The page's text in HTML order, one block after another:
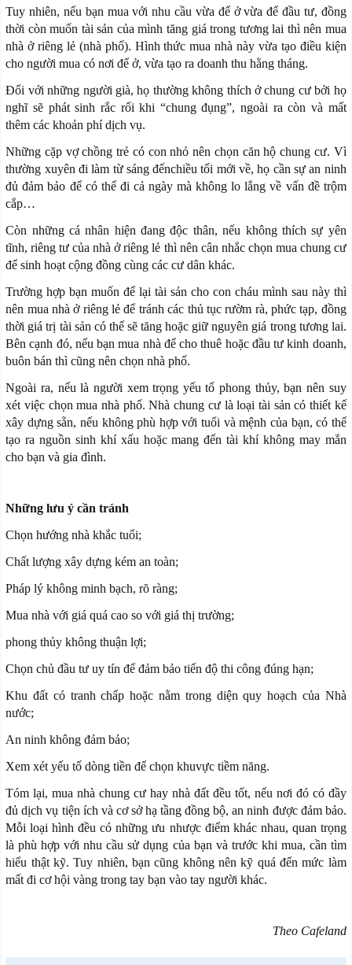
Tuy nhiên, nếu bạn mua với nhu cầu vừa để ở vừa để đầu tư, đồng
thời còn muốn tài sản của mình tăng giá trong tương lai thì nên mua
nhà ở riêng lẻ (nhà phố). Hình thức mua nhà này vừa tạo điều kiện
cho người mua có nơi để ở, vừa tạo ra doanh thu hằng tháng.
Đối với những người già, họ thường không thích ở chung cư bởi họ
nghĩ sẽ phát sinh rắc rối khi “chung đụng”, ngoài ra còn và mất
thêm các khoản phí dịch vụ.
Những cặp vợ chồng trẻ có con nhỏ nên chọn căn hộ chung cư. Vì
thường xuyên đi làm từ sáng đếnchiều tối mới về, họ cần sự an ninh
đủ đảm bảo để có thể đi cả ngày mà không lo lắng về vấn đề trộm
cắp…
Còn những cá nhân hiện đang độc thân, nếu không thích sự yên
tĩnh, riêng tư của nhà ở riêng lẻ thì nên cân nhắc chọn mua chung cư
để sinh hoạt cộng đồng cùng các cư dân khác.
Trường hợp bạn muốn để lại tài sản cho con cháu mình sau này thì
nên mua nhà ở riêng lẻ để tránh các thủ tục rườm rà, phức tạp, đồng
thời giá trị tài sản có thể sẽ tăng hoặc giữ nguyên giá trong tương lai.
Bên cạnh đó, nếu bạn mua nhà để cho thuê hoặc đầu tư kinh doanh,
buôn bán thì cũng nên chọn nhà phố.
Ngoài ra, nếu là người xem trọng yếu tố phong thủy, bạn nên suy
xét việc chọn mua nhà phố. Nhà chung cư là loại tài sản có thiết kế
xây dựng sẵn, nếu không phù hợp với tuổi và mệnh của bạn, có thể
tạo ra nguồn sinh khí xấu hoặc mang đến tài khí không may mắn
cho bạn và gia đình.
Những lưu ý cần tránh
Chọn hướng nhà khắc tuổi;
Chất lượng xây dựng kém an toàn;
Pháp lý không minh bạch, rõ ràng;
Mua nhà với giá quá cao so với giá thị trường;
phong thủy không thuận lợi;
Chọn chủ đầu tư uy tín để đảm bảo tiến độ thi công đúng hạn;
Khu đất có tranh chấp hoặc nằm trong diện quy hoạch của Nhà
nước;
An ninh không đảm bảo;
Xem xét yếu tố dòng tiền để chọn khuvực tiềm năng.
Tóm lại, mua nhà chung cư hay nhà đất đều tốt, nếu nơi đó có đầy
đủ dịch vụ tiện ích và cơ sở hạ tầng đồng bộ, an ninh được đảm bảo.
Mỗi loại hình đều có những ưu nhược điểm khác nhau, quan trọng
là phù hợp với nhu cầu sử dụng của bạn và trước khi mua, cần tìm
hiểu thật kỹ. Tuy nhiên, bạn cũng không nên kỹ quá đến mức làm
mất đi cơ hội vàng trong tay bạn vào tay người khác.
Theo Cafeland